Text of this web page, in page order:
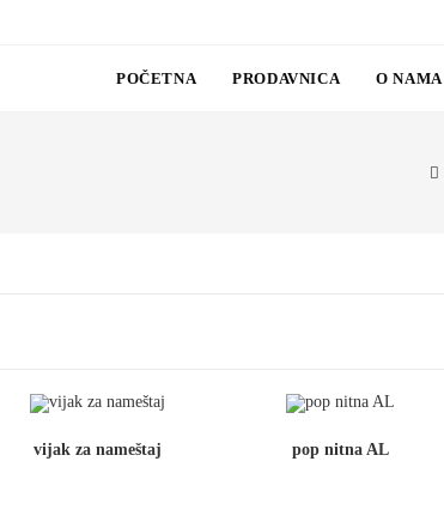
POČETNA PRODAVNICA O NAMA
vijak za nameštaj pop nitna AL